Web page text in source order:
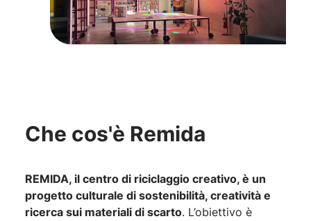
Che cos'è Remida
REMIDA, il centro di riciclaggio creativo, è un
progetto culturale di sostenibilità, creatività e
ricerca sui materiali di scarto. L’obiettivo è